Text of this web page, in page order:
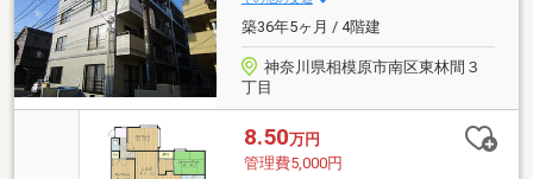
築36年5ヶ月 / 4階建
神奈川県相模原市南区東林間３
丁目
8.50万円
管理費5,000円